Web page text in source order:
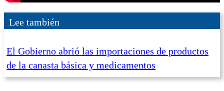
Lee también
El Gobierno abrió las importaciones de productos
de la canasta básica y medicamentos